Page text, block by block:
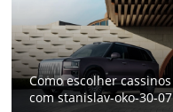
Como escolher cassinos
com stanislav-oko-30-07